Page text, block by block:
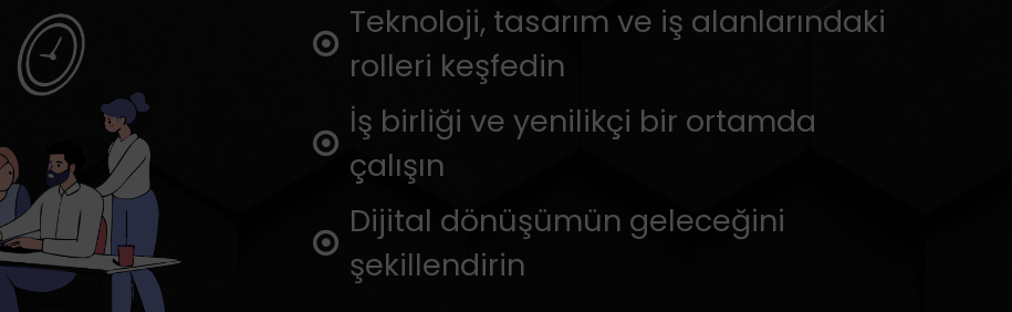
Teknoloji, tasarım ve iş alanlarındaki
rolleri keşfedin
İş birliği ve yenilikçi bir ortamda
çalışın
Dijital dönüşümün geleceğini
şekillendirin